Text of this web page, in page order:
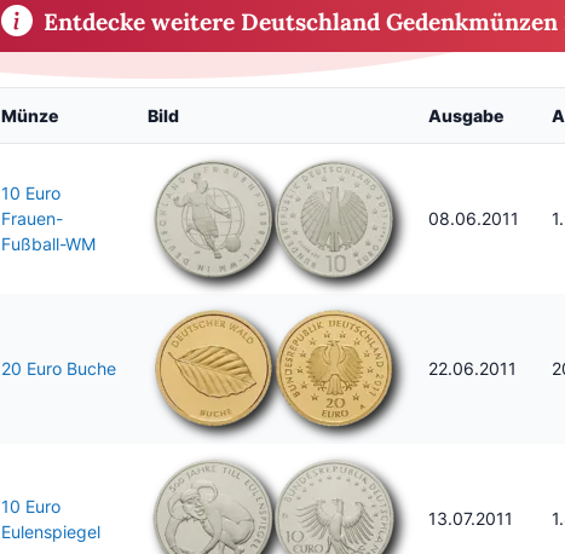
Entdecke weitere Deutschland Gedenkmünzen
Münze Bild Ausgabe
10 Euro
Frauen-
Fußball-WM
08.06.2011
20 Euro Buche 22.06.2011
10 Euro
Eulenspiegel
13.07.2011